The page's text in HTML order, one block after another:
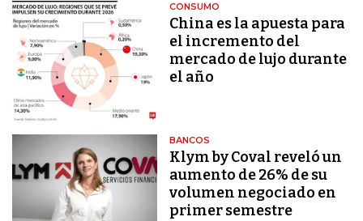
CONSUMO
China es la apuesta para
el incremento del
mercado de lujo durante
el año
BANCOS
Klym by Coval reveló un
aumento de 26% de su
volumen negociado en
primer semestre